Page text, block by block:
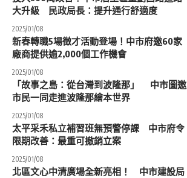
大升級 民政局長：提升通行舒適度
2025/01/08
新春轉職5場徵才活動登場！中市府邀60家
廠商提供逾2,000個工作機會
2025/01/08
「故事之島：從台灣到波隆那」 中市圖邀
市民一同走進波隆那繪本世界
2025/01/08
太平采禾私立補習班無預警停課 中市府令
限期改善：最重可撤銷立案
2025/01/08
北區文心中清廣場全新亮相！ 中市建設局